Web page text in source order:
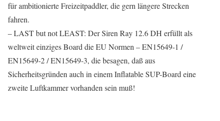
für ambitionierte Freizeitpaddler, die gern längere Strecken
fahren.
– LAST but not LEAST: Der Siren Ray 12.6 DH erfüllt als
weltweit einziges Board die EU Normen – EN15649-1 /
EN15649-2 / EN15649-3, die besagen, daß aus
Sicherheitsgründen auch in einem Inflatable SUP-Board eine
zweite Luftkammer vorhanden sein muß!